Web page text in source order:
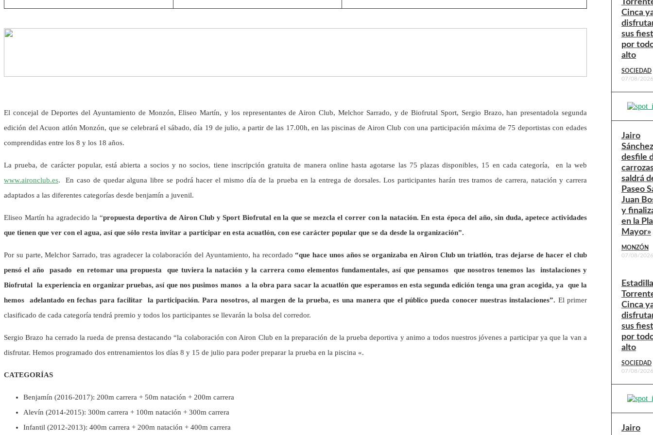
El concejal de Deportes del Ayuntamiento de Monzón, Eliseo Martín, y los representantes de Airon Club, Melchor Sarrado, y de Biofrutal Sport, Sergio Brazo, han presentadola segunda
edición del Acuon atlón Monzón, que se celebrará el sábado, día 19 de julio, a partir de las 17.00h, en las piscinas de Airon Club con una participación máxima de 75 deportistas con edades
comprendidas entre los 8 y los 18 años.
La prueba, de carácter popular, está abierta a socios y no socios, tiene inscripción gratuita de manera online hasta agotarse las 75 plazas disponibles, 15 en cada categoría, en la web
www.aironclub.es. En caso de quedar alguna libre se podrá hacer el mismo día de la prueba en la entrega de dorsales. Los participantes harán tres tramos de carrera, natación y carrera
adaptados a las diferentes categorías desde benjamín a juvenil.
Eliseo Martín ha agradecido la “propuesta deportiva de Airon Club y Sport Biofrutal en la que se mezcla el correr con la natación. En esta época del año, sin duda, apetece actividades
que tienen que ver con el agua, así que sólo resta invitar a participar en esta acuatlón, con ese carácter popular que se da desde la organización”.
Por su parte, Melchor Sarrado, tras agradecer la colaboración del Ayuntamiento, ha recordado“que hace unos años se organizaba en Airon Club un triatlón, tras dejarse de hacer el club
pensó el año pasado en retomar una propuesta que tuviera la natación y la carrera como elementos fundamentales, así que pensamos que nosotros tenemos las instalaciones y
Biofrutal la experiencia en organizar pruebas, así que nos pusimos manos a la obra para sacar la acuatlón que esperamos en esta segunda edición tenga una gran acogida, ya que la
hemos adelantado en fechas para facilitar la participación. Para nosotros, al margen de la prueba, es una manera que el público pueda conocer nuestras instalaciones”. El primer
clasificado de cada categoría tendrá premio y todos los participantes se llevarán la bolsa del corredor.
Sergio Brazo ha cerrado la rueda de prensa destacando “la colaboración con Airon Club en la preparación de la prueba deportiva y animo a todos nuestros jóvenes a participar ya que la van a
disfrutar. Hemos programado dos entrenamientos los días 8 y 15 de julio para poder preparar la prueba en la piscina «.
CATEGORÍAS
Benjamín (2016-2017): 200m carrera + 50m natación + 200m carrera
Alevín (2014-2015): 300m carrera + 100m natación + 300m carrera
Infantil (2012-2013): 400m carrera + 200m natación + 400m carrera
Cinca
sus
por
alto
SOCIEDAD
07/08/2026
Jairo
desfile
saldrá
Paseo
Juan
y
en la
Mayor»
MONZÓN
07/08/2026
Cinca
sus
por
alto
SOCIEDAD
07/08/2026
Jairo